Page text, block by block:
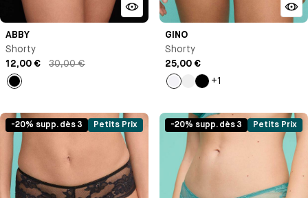
ABBY
Shorty
12,00 €
30,00 €
Noir
GINO
Shorty
25,00 €
Blanc
+1
-20% supp. dès 3 Petits Prix -20% supp. dès 3 Petits Prix